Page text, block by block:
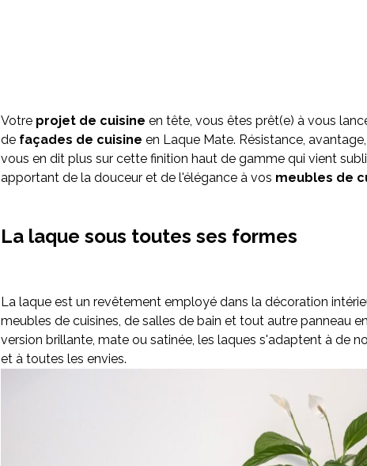
Votre projet de cuisine en tête, vous êtes prêt(e) à vous
de façades de cuisine en Laque Mate. Résistance,
vous en dit plus sur cette finition haut de gamme qui vient
apportant de la douceur et de l'élégance à vos meubles de
La laque sous toutes ses formes
La laque est un revêtement employé dans la décoration
meubles de cuisines, de salles de bain et tout autre panneau
version brillante, mate ou satinée, les laques s'adaptent à de
et à toutes les envies.